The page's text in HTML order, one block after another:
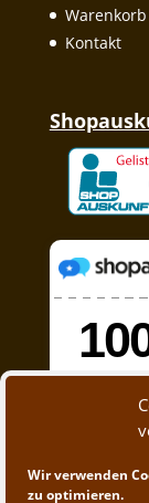
Wir verwenden
zu optimieren.
Warenkorb
Kontakt